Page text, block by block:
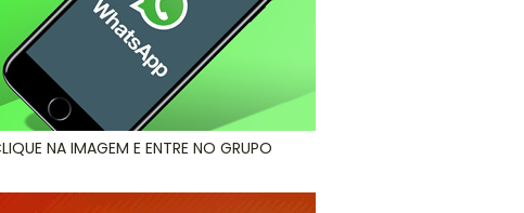
NA IMAGEM E ENTRE NO GRUPO